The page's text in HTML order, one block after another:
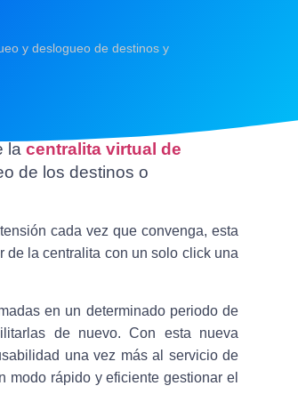
y deslogueo de destinos y
la centralita virtual de
de los destinos o
cada vez que convenga, esta
la centralita con un solo click una
en un determinado periodo de
de nuevo. Con esta nueva
una vez más al servicio de
rápido y eficiente gestionar el